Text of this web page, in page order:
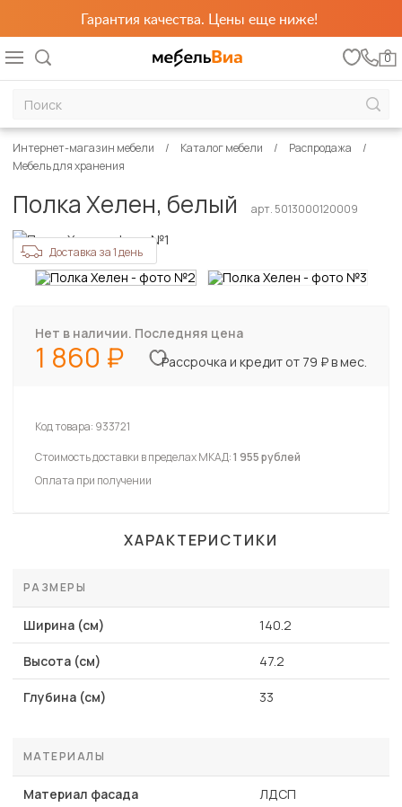
Гарантия качества. Цены еще ниже!
0
Интернет-магазин мебели Каталог мебели
Распродажа
Мебель для хранения
Полка Хелен, белый арт. 5013000120009
Доставка за 1 день
Нет в наличии. Последняя цена
1 860 Рассрочка и кредит от 79 ₽ в мес.
Код товара: 933721
Стоимость доставки в пределах МКАД:1 955 рублей
Оплата при получении
ХАРАКТЕРИСТИКИ
РАЗМЕРЫ
Ширина (см) 140.2
Высота (см) 47.2
Глубина (см) 33
МАТЕРИАЛЫ
Материал фасада ЛДСП